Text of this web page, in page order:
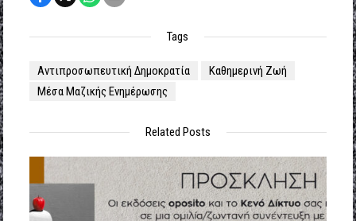
Tags
Αντιπροσωπευτική Δημοκρατία
Καθημερινή Ζωή
Μέσα Μαζικής Ενημέρωσης
Related Posts